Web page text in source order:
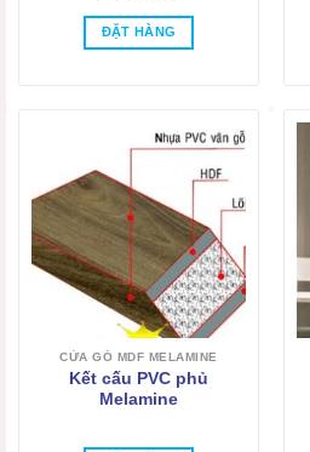
ĐẶT HÀNG
CỬA GỖ MDF MELAMINE
Kết cấu PVC phủ
Melamine